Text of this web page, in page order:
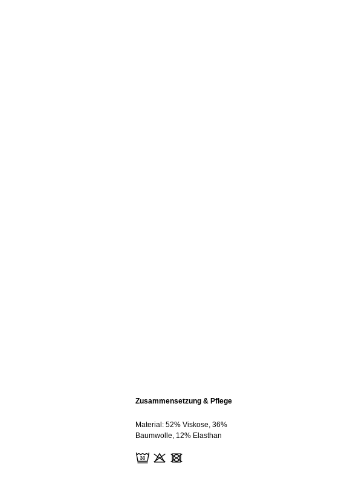
Zusammensetzung & Pflege
Material: 52% Viskose, 36%
Baumwolle, 12% Elasthan